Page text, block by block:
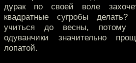
дурак по своей воле
квадратные сугробы
учиться до весны, потому
одуванчики значительно
лопатой.